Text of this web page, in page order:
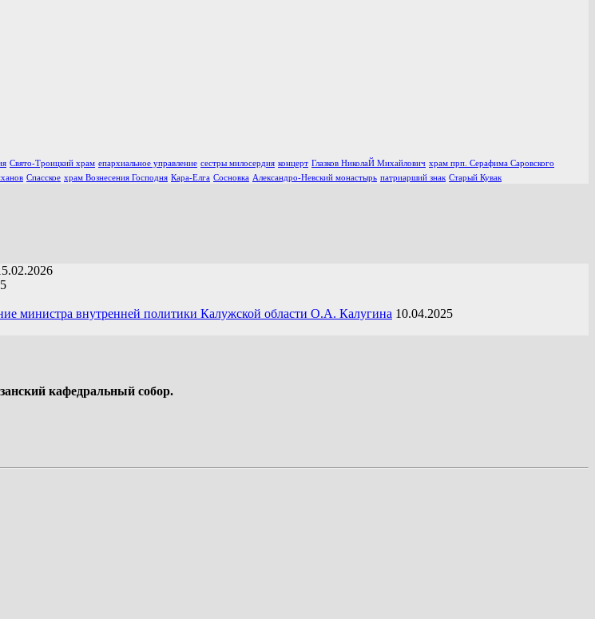
Свято-Троицкий храм епархиальное управление сестры милосердия концерт Глазков НиколаЙ Михайлович храм прп. Серафима Саровского
Спасское храм Вознесения Господня Кара-Елга Сосновка Александро-Невский монастырь патриарший знак Старый Кувак
министра внутренней политики Калужской области О.А. Калугина 10.04.2025
кафедральный собор.